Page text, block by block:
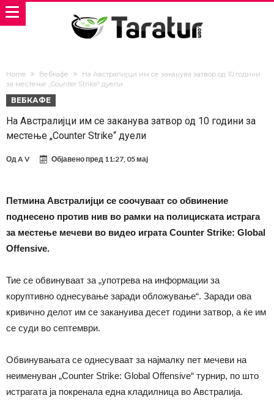
Home Вебкафе
На Австралијци им се заканува затвор од 10 години
за местење „Counter Strike“ дуели
ВЕБКАФЕ
На Австралијци им се заканува затвор од 10 години за
местење „Counter Strike“ дуели
ОдA V Објавено пред 11:27, 05 мај
Петмина Австралијци се соочуваат со обвинение
поднесено против нив во рамки на полициската истрага
за местење мечеви во видео играта Counter Strike: Global
Offensive.
Тие се обвинуваат за „употрева на информации за
коруптивно однесување заради обложување“. Заради ова
кривично делот им се закануива десет години затвор, а ќе им
се суди во септември.
Обвинувањата се однесуваат за најмалку пет мечеви на
неименуван „Counter Strike: Global Offensive“ турнир, по што
истрагата ја покренала една кладилница во Австралија.